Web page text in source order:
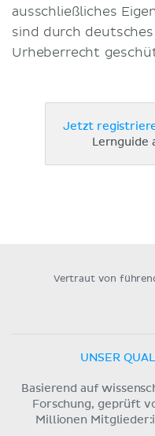
ausschließliches
sind durch
Urheberrecht
Jetzt
Lernguide
Vertraut von
UNSER
Basierend auf
Forschung, geprüft
Millionen